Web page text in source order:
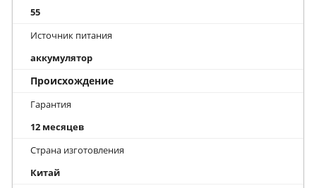
55
Источник питания
аккумулятор
Происхождение
Гарантия
12 месяцев
Страна изготовления
Китай